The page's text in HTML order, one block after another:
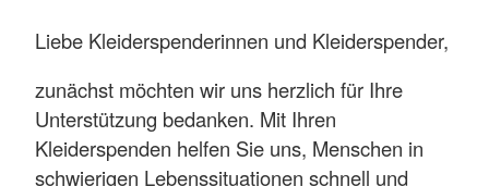
Liebe Kleiderspenderinnen und Kleiderspender,
zunächst möchten wir uns herzlich für Ihre
Unterstützung bedanken. Mit Ihren
Kleiderspenden helfen Sie uns, Menschen in
schwierigen Lebenssituationen schnell und